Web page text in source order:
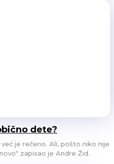
dete?
je rečeno. Ali, pošto niko nije
zapisao je Andre Žid.